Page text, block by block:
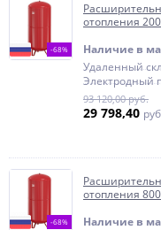
-68%
отопления
Наличие в
Удаленный
Электродный
93 120,00 руб.
29 798,40
-68%
отопления
Наличие в